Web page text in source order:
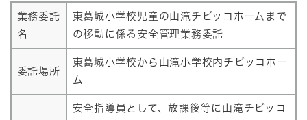
業務委託
名
東葛城小学校児童の山滝チビッコホームまで
の移動に係る安全管理業務委託
委託場所
東葛城小学校から山滝小学校内チビッコホー
ム
安全指導員として、放課後等に山滝チビッコ